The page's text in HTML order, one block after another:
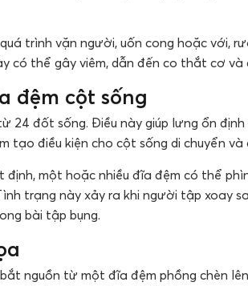
trình vặn người, uốn cong hoặc với,
có thể gây viêm, dẫn đến co thắt cơ và
đệm cột sống
24 đốt sống. Điều này giúp lưng ổn
tạo điều kiện cho cột sống di chuyển
định, một hoặc nhiều đĩa đệm có thể
trạng này xảy ra khi người tập xoay
bài tập bụng.
nguồn từ một đĩa đệm phồng chèn